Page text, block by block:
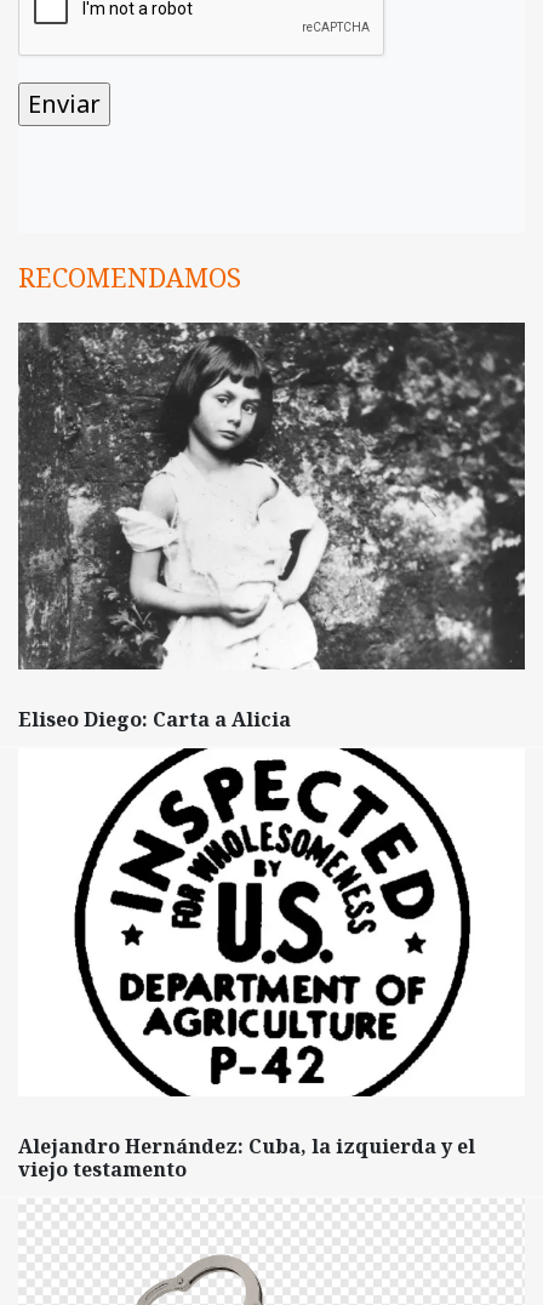
RECOMENDAMOS
Eliseo Diego: Carta a Alicia
Alejandro Hernández: Cuba, la izquierda y el
viejo testamento